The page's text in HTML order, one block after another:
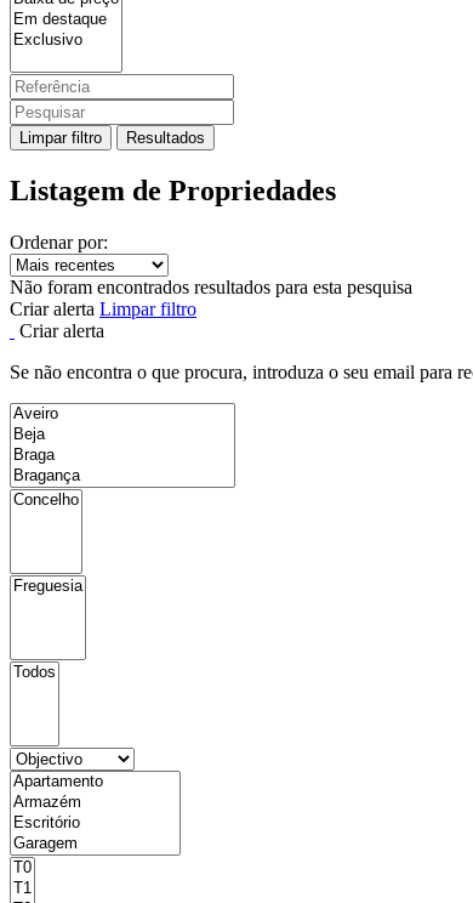
Limpar filtro Resultados
Listagem de Propriedades
Ordenar por:
Não foram encontrados resultados para esta pesquisa
Criar alerta Limpar filtro
Criar alerta
Se não encontra o que procura, introduza o seu email para